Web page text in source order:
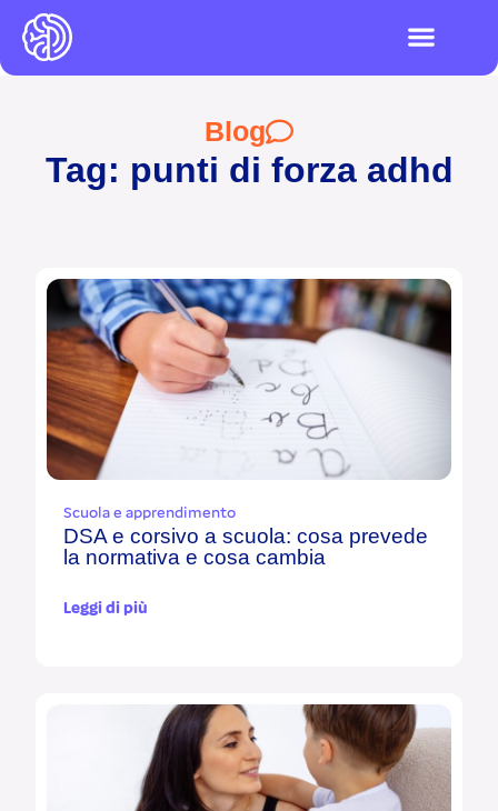
Blog
Tag: punti di forza adhd
Scuola e apprendimento
DSA e corsivo a scuola: cosa prevede
la normativa e cosa cambia
Leggi di più